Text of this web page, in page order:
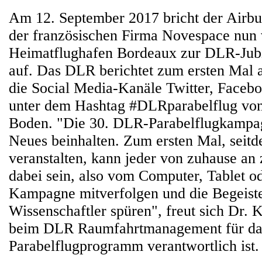
Am 12. September 2017 bricht der
der französischen Firma Novespace nun
Heimatflughafen Bordeaux zur DLR-
auf. Das DLR berichtet zum ersten Mal
die Social Media-Kanäle Twitter,
unter dem Hashtag #DLRparabelflug
Boden. "Die 30. DLR-
Neues beinhalten. Zum ersten Mal,
veranstalten, kann jeder von zuhause
dabei sein, also vom Computer, Tablet
Kampagne mitverfolgen und die
Wissenschaftler spüren", freut sich Dr.
beim DLR Raumfahrtmanagement für
Parabelflugprogramm verantwortlich ist.